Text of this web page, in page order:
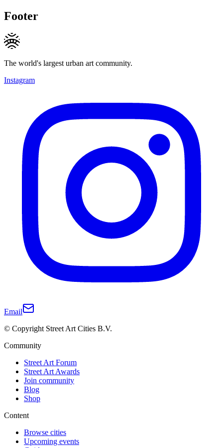
Footer
The world's largest urban art community.
Instagram
Email
© Copyright Street Art Cities B.V.
Community
Street Art Forum
Street Art Awards
Join community
Blog
Shop
Content
Browse cities
Upcoming events